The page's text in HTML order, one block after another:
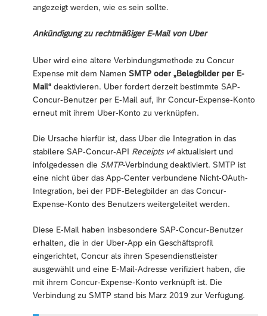
angezeigt werden, wie es sein sollte.
Ankündigung zu rechtmäßiger E-Mail von Uber
Uber wird eine ältere Verbindungsmethode zu Concur
Expense mit dem Namen SMTP oder „Belegbilder per E-
Mail“ deaktivieren. Uber fordert derzeit bestimmte SAP-
Concur-Benutzer per E-Mail auf, ihr Concur-Expense-Konto
erneut mit ihrem Uber-Konto zu verknüpfen.
Die Ursache hierfür ist, dass Uber die Integration in das
stabilere SAP-Concur-API Receipts v4aktualisiert und
infolgedessen die SMTP-Verbindung deaktiviert. SMTP ist
eine nicht über das App-Center verbundene Nicht-OAuth-
Integration, bei der PDF-Belegbilder an das Concur-
Expense-Konto des Benutzers weitergeleitet werden.
Diese E-Mail haben insbesondere SAP-Concur-Benutzer
erhalten, die in der Uber-App ein Geschäftsprofil
eingerichtet, Concur als ihren Spesendienstleister
ausgewählt und eine E-Mail-Adresse verifiziert haben, die
mit ihrem Concur-Expense-Konto verknüpft ist. Die
Verbindung zu SMTP stand bis März 2019 zur Verfügung.